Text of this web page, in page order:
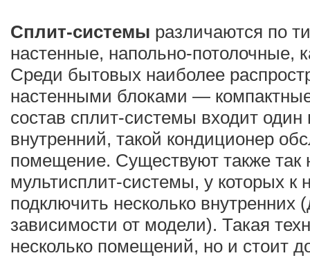
Сплит-системы различаются по
настенные, напольно-потолочные,
Среди бытовых наиболее
настенными блоками —
состав сплит-системы входит
внутренний, такой кондиционер
помещение. Существуют также
мультисплит-системы, у которых к
подключить несколько внутренних
зависимости от модели). Такая
несколько помещений, но и стоит